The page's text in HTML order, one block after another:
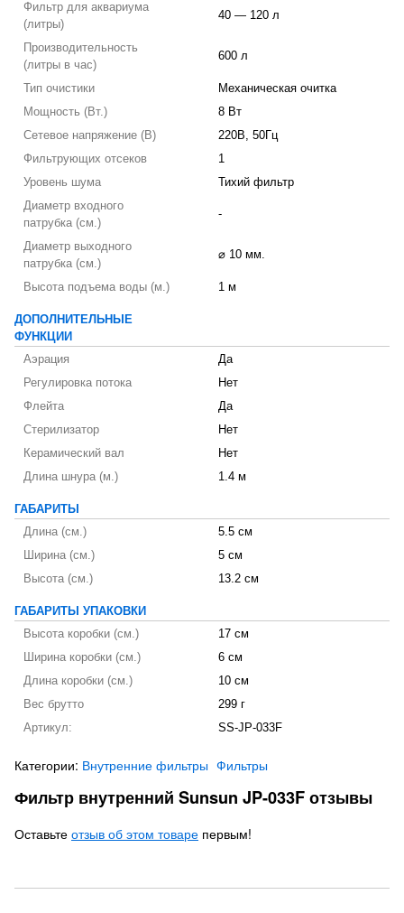
Фильтр для аквариума
(литры)
40 — 120 л
Производительность
(литры в час)
600 л
Тип очистики
Механическая очитка
Мощность (Вт.)
8 Вт
Сетевое напряжение (В)
220В, 50Гц
Фильтрующих отсеков
1
Уровень шума
Тихий фильтр
Диаметр входного
патрубка (см.)
-
Диаметр выходного
патрубка (см.)
⌀ 10 мм.
Высота подъема воды (м.) 1 м
ДОПОЛНИТЕЛЬНЫЕ
ФУНКЦИИ
Аэрация
Да
Регулировка потока
Нет
Флейта
Да
Стерилизатор
Нет
Керамический вал
Нет
Длина шнура (м.)
1.4 м
ГАБАРИТЫ
Длина (см.)
5.5 см
Ширина (см.)
5 см
Высота (см.)
13.2 см
ГАБАРИТЫ УПАКОВКИ
Высота коробки (см.)
17 см
Ширина коробки (см.)
6 см
Длина коробки (см.)
10 см
Вес брутто
299 г
Артикул:
SS-JP-033F
Категории: Внутренние фильтры Фильтры
Фильтр внутренний Sunsun JP-033F отзывы
Оставьте отзыв об этом товаре первым!